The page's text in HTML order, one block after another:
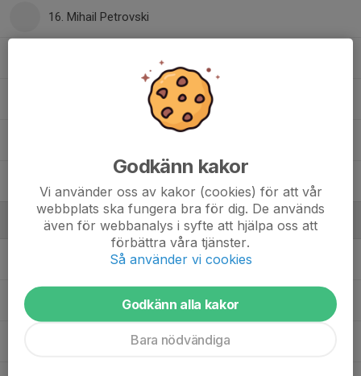
16. Mihail Petrovski
27. Philip Danielsson
Ledare
Jonas HultquistMaterialförvaltare
Leonid KogayMaterialförvaltare
Pontus ForsbergAss.tränare
Godkänn kakor
Vi använder oss av kakor (cookies) för att vår
webbplats ska fungera bra för dig. De används
även för webbanalys i syfte att hjälpa oss att
förbättra våra tjänster.
Så använder vi cookies
Godkänn alla kakor
Bara nödvändiga